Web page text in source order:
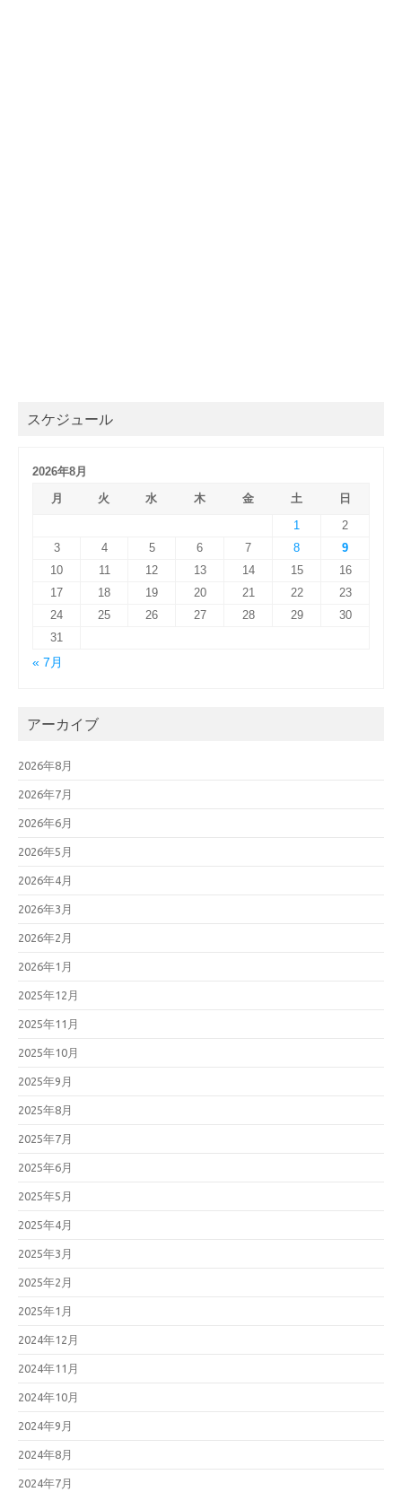
スケジュール
2026年8月
月
火 水 木 金 土
日
1
2
3
4 5 6 7 8
9
10
11 12 13 14 15
16
17
18 19 20 21 22
23
24
25 26 27 28 29
30
31
« 7月
アーカイブ
2026年8月
2026年7月
2026年6月
2026年5月
2026年4月
2026年3月
2026年2月
2026年1月
2025年12月
2025年11月
2025年10月
2025年9月
2025年8月
2025年7月
2025年6月
2025年5月
2025年4月
2025年3月
2025年2月
2025年1月
2024年12月
2024年11月
2024年10月
2024年9月
2024年8月
2024年7月